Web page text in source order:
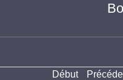
Début